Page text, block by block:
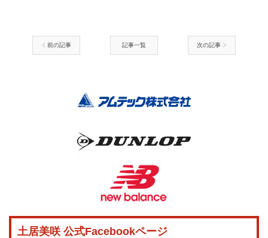
前の記事 記事一覧 次の記事
土居美咲 公式Facebookページ